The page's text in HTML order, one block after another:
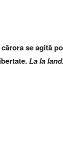
se agită
La la land.